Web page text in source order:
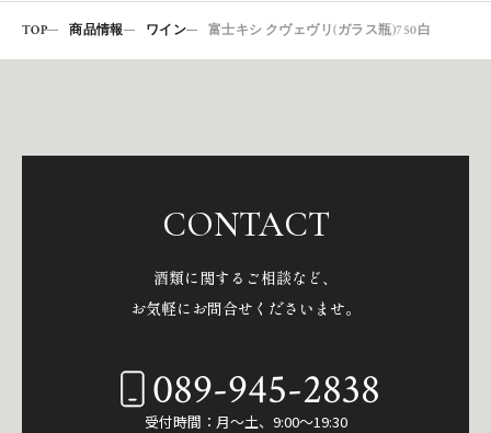
TOP 商品情報 ワイン 富士キシ クヴェヴリ(ガラス瓶)750白
CONTACT
酒類に関するご相談など、
お気軽にお問合せくださいませ。
089-945-2838
受付時間：月～土、9:00～19:30